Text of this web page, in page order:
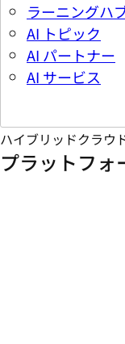
ラーニングハ
AI トピック
AI パートナー
AI サービス
ハイブリッドクラウ
プラットフォ